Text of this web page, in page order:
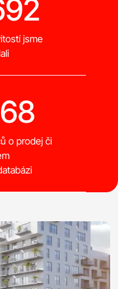
jsme
o prodej či